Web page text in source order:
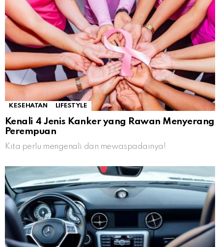
KESEHATAN LIFESTYLE
Kenali 4 Jenis Kanker yang Rawan Menyerang
Perempuan
Kita perlu mengenali dan mewaspadainya!